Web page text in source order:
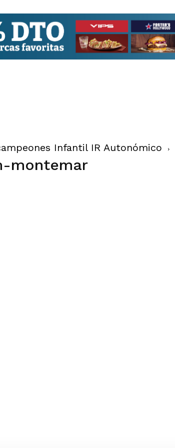
Infantil IR Autonómico
montemar